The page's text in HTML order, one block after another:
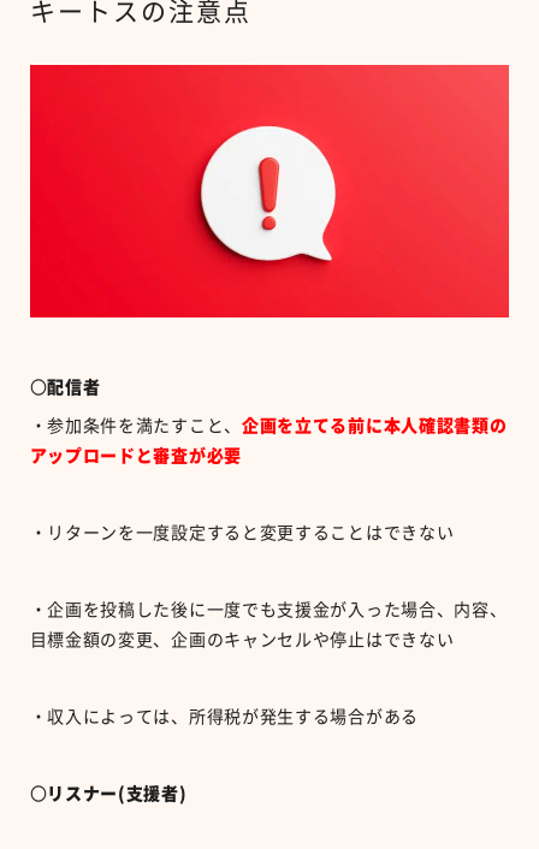
キートスの注意点
〇配信者
・参加条件を満たすこと、 企画を立てる前に本人確認書類の
アップロードと審査が必要
・リターンを一度設定すると変更することはできない
・企画を投稿した後に一度でも支援金が入った場合、内容、
目標金額の変更、企画のキャンセルや停止はできない
・収入によっては、所得税が発生する場合がある
〇リスナー(支援者)